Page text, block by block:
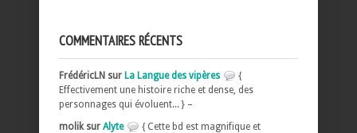
COMMENTAIRES RÉCENTS
FrédéricLN sur La Langue des vipères
{
Effectivement une histoire riche et dense, des
personnages qui évoluent... } –
molik sur Alyte
{ Cette bd est magnifique et